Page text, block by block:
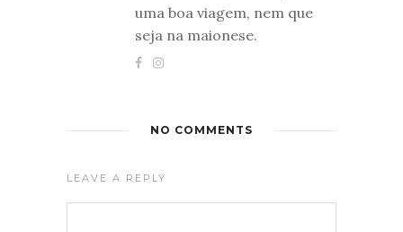
uma boa viagem, nem que
seja na maionese.
NO COMMENTS
LEAVE A REPLY